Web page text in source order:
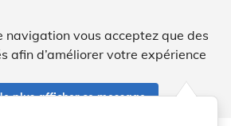
navigation vous acceptez que des
afin d’améliorer votre expérience
plus afficher ce message